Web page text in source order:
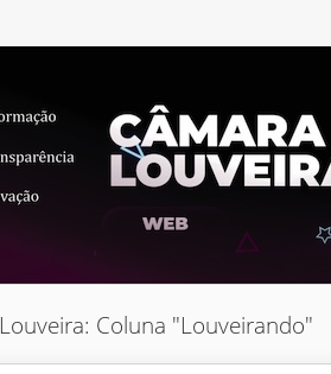
Louveira: Coluna "Louveirando"